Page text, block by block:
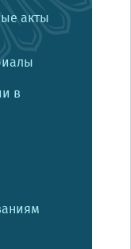
акты
в